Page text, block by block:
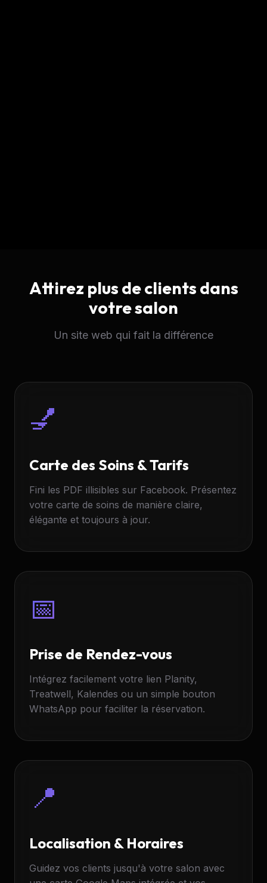
Attirez plus de clients dans
votre salon
Un site web qui fait la différence
💅
Carte des Soins & Tarifs
Fini les PDF illisibles sur Facebook. Présentez
votre carte de soins de manière claire,
élégante et toujours à jour.
📅
Prise de Rendez-vous
Intégrez facilement votre lien Planity,
Treatwell, Kalendes ou un simple bouton
WhatsApp pour faciliter la réservation.
📍
Localisation & Horaires
Guidez vos clients jusqu'à votre salon avec